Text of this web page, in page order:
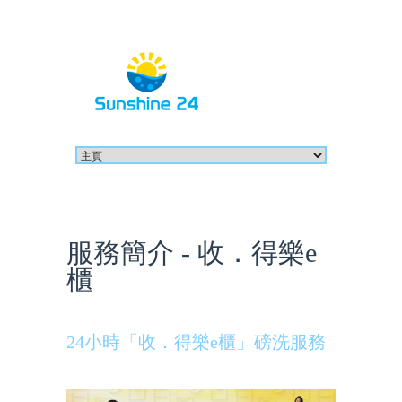
服務簡介 - 收．得樂e
櫃
24小時「收．得樂e櫃」磅洗服務